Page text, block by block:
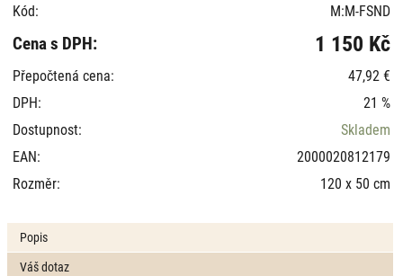
Kód:
M:M-FSND
Cena s DPH: 1 150 Kč
Přepočtená cena:
47,92 €
DPH:
21 %
Dostupnost:
Skladem
EAN:
2000020812179
Rozměr:
120 x 50 cm
Popis
Váš dotaz